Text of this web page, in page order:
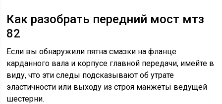
Как разобрать передний мост мтз
82
Если вы обнаружили пятна смазки на фланце
карданного вала и корпусе главной передачи, имейте в
виду, что эти следы подсказывают об утрате
эластичности или выходу из строя манжеты ведущей
шестерни.